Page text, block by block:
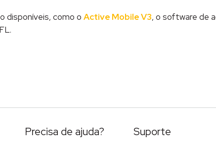
disponíveis, como o Active Mobile V3, o software de
Precisa de ajuda? Suporte